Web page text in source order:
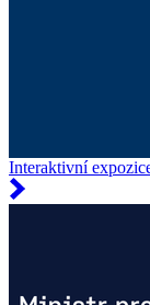
Interaktivní